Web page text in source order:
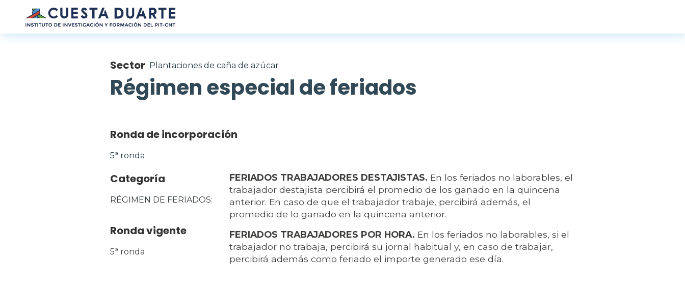
Pasar al contenido principal
Sector Plantaciones de caña de azúcar
Régimen especial de feriados
Ronda de incorporación
5ª ronda
Categoría
RÉGIMEN DE FERIADOS
Ronda vigente
5ª ronda
FERIADOS TRABAJADORES DESTAJISTAS. En los feriados no laborables, el
trabajador destajista percibirá el promedio de los ganado en la quincena
anterior. En caso de que el trabajador trabaje, percibirá además, el
promedio de lo ganado en la quincena anterior.
FERIADOS TRABAJADORES POR HORA. En los feriados no laborables, si el
trabajador no trabaja, percibirá su jornal habitual y, en caso de trabajar,
percibirá además como feriado el importe generado ese día.